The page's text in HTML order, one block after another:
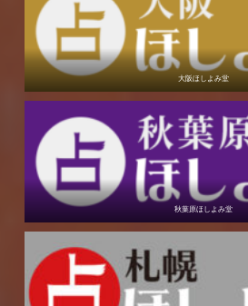
大阪ほしよみ堂
秋葉原ほしよみ堂